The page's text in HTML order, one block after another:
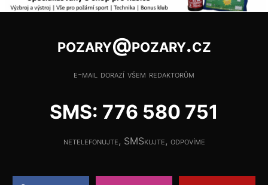
pozary@pozary.cz
e-mail dorazí všem redaktorům
SMS: 776 580 751
netelefonujte, SMSkujte, odpovíme